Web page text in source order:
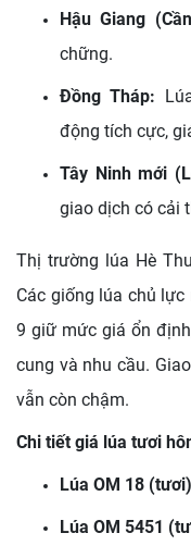
Hậu Giang
chững.
Đồng Tháp:
động tích cực,
Tây Ninh mới
giao dịch có cải
Thị trường lúa Hè
Các giống lúa chủ lực
9 giữ mức giá ổn
cung và nhu cầu.
vẫn còn chậm.
Chi tiết giá lúa tươi
Lúa OM 18
Lúa OM 5451